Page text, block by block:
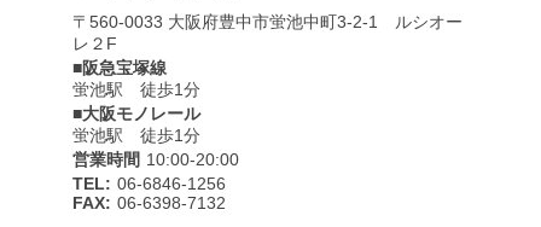
〒560-0033 大阪府豊中市蛍池中町3-2-1 ルシオー
レ２F
■阪急宝塚線
蛍池駅 徒歩1分
■大阪モノレール
蛍池駅 徒歩1分
営業時間 10:00-20:00
TEL: 06-6846-1256
FAX: 06-6398-7132